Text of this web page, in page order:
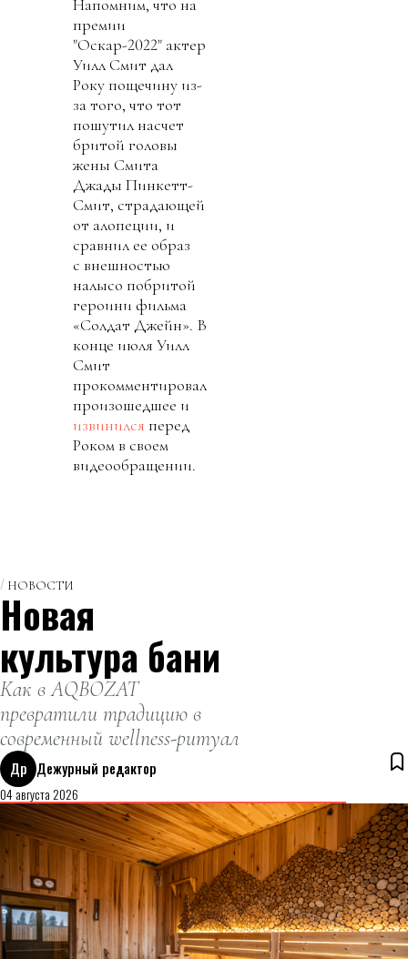
Напомним, что на
премии
"Оскар-2022" актер
Уилл Смит дал
Року пощечину из-
за того, что тот
пошутил насчет
бритой головы
жены Смита
Джады Пинкетт-
Смит, страдающей
от алопеции, и
сравнил ее образ
с внешностью
налысо побритой
героини фильма
«Солдат Джейн». В
конце июля Уилл
Смит
прокомментировал
произошедшее и
извинился перед
Роком в своем
видеообращении.
НОВОСТИ
Новая
культура бани
Как в AQBOZAT
превратили традицию в
современный wellness-ритуал
Др Дежурный редактор
04 августа 2026